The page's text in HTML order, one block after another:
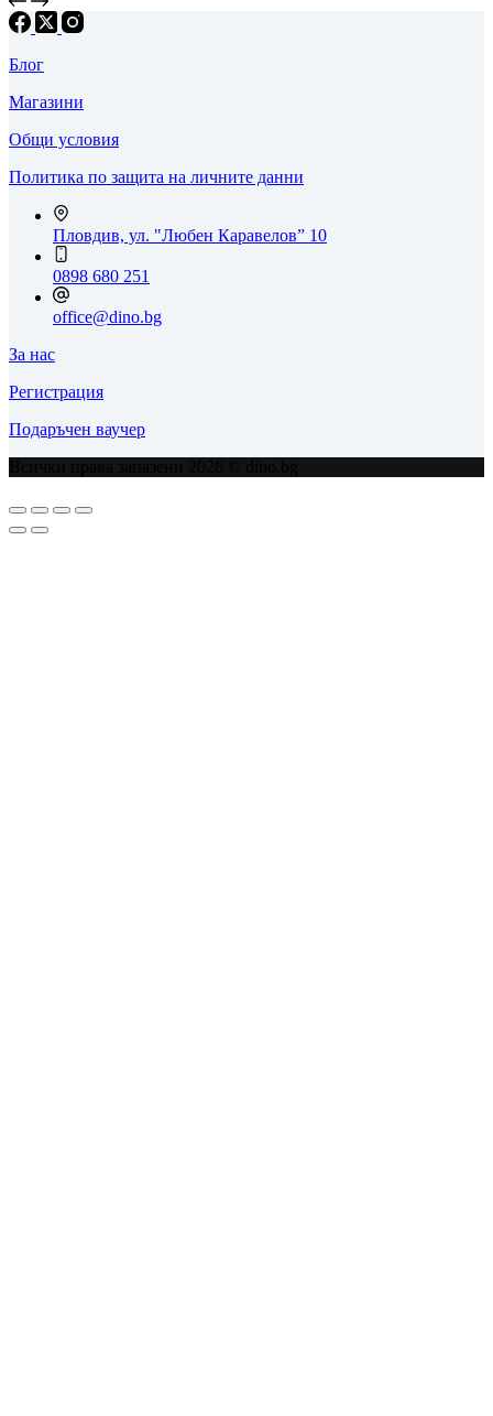
Блог
Магазини
Общи условия
Политика по защита на личните данни
Пловдив, ул. "Любен Каравелов” 10
0898 680 251
office@dino.bg
За нас
Регистрация
Подаръчен ваучер